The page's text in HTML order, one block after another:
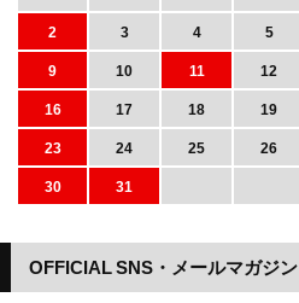
OFFICIAL SNS・メールマガジン
2
3 4 5
9
10 11 12
16
17 18 19
23
24 25 26
30
31